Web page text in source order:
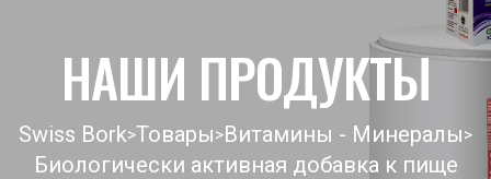
НАШИ ПРОДУКТЫ
Swiss Bork>Товары>Витамины - Минералы>
Биологически активная добавка к пище